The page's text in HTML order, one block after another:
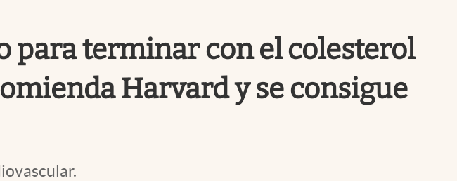
para terminar con el colesterol
Harvard y se consigue